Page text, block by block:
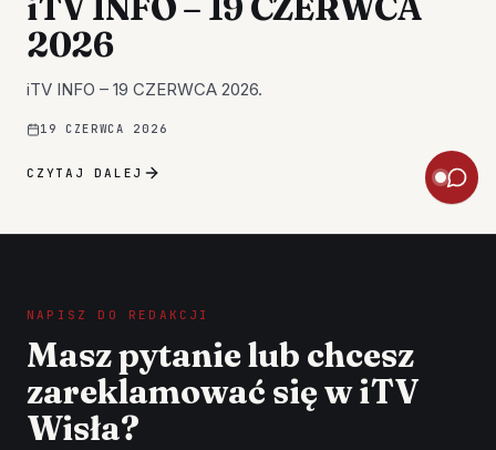
iTV INFO – 19 CZERWCA
2026
iTV INFO – 19 CZERWCA 2026.
19 CZERWCA 2026
CZYTAJ DALEJ
NAPISZ DO REDAKCJI
Masz pytanie lub chcesz
zareklamować się w iTV
Wisła?